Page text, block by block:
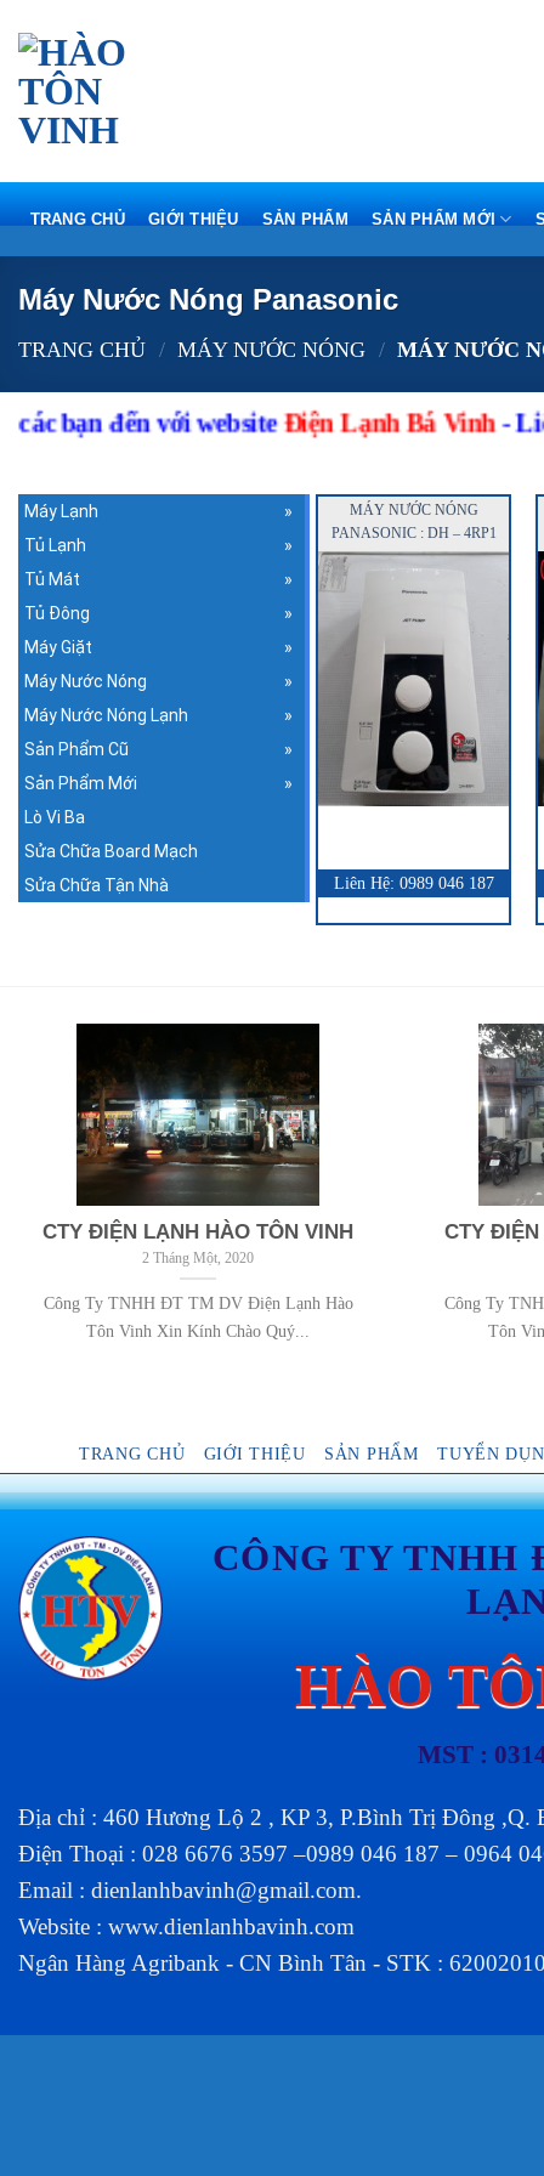
content
TRANG CHỦ GIỚI THIỆU SẢN PHẨM SẢN PHẨM MỚI
Máy Nước Nóng Panasonic
TRANG CHỦ / MÁY NƯỚC NÓNG / MÁY NƯỚC
bạn đến với websiteĐiện Lạnh Bá Vinh-Liên
Máy Lạnh
Tủ Lạnh
Tủ Mát
Tủ Đông
Máy Giặt
Máy Nước Nóng
Máy Nước Nóng Lạnh
Sản Phẩm Cũ
Sản Phẩm Mới
Lò Vi Ba
Sửa Chữa Board Mạch
Sửa Chữa Tận Nhà
MÁY NƯỚC NÓNG
PANASONIC : DH – 4RP1
Liên Hệ: 0989 046 187
CTY ĐIỆN LẠNH HÀO TÔN VINH
2 Tháng Một, 2020
Công Ty TNHH ĐT TM DV Điện Lạnh Hào
Tôn Vinh Xin Kính Chào Quý...
CTY ĐIỆN
Công Ty
Tôn
TRANG CHỦ GIỚI THIỆU SẢN PHẨM TUYỂN
CÔNG TY TNHH
HÀO
MST :
Địa chỉ : 460 Hương Lộ 2 , KP 3, P.Bình Trị Đông ,Q.
Điện Thoại : 028 6676 3597 –0989 046 187 – 0964
Email : dienlanhbavinh@gmail.com.
Website : www.dienlanhbavinh.com
Ngân Hàng Agribank - CN Bình Tân - STK :